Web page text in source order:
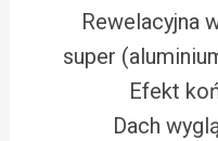
Rewelacyjna
super
Efekt
Dach